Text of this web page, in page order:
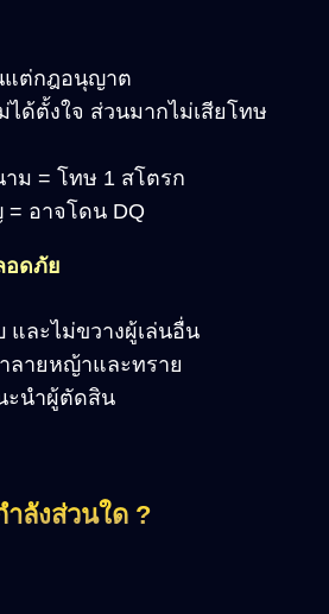
แต่กฎอนุญาต
ได้ตั้งใจ ส่วนมากไม่เสียโทษ
ม = โทษ 1 สโตรก
= อาจโดน DQ
อดภัย
และไม่ขวางผู้เล่นอื่น
ลายหญ้าและทราย
ะนำผู้ตัดสิน
ลังส่วนใด ?